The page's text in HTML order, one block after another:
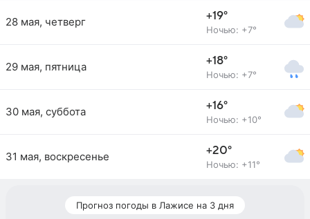
28 мая, четверг +19°
Ночью: +7°
29 мая, пятница +18°
Ночью: +7°
30 мая, суббота +16°
Ночью: +10°
31 мая, воскресенье +20°
Ночью: +11°
Прогноз погоды в Лажисе на 3 дня